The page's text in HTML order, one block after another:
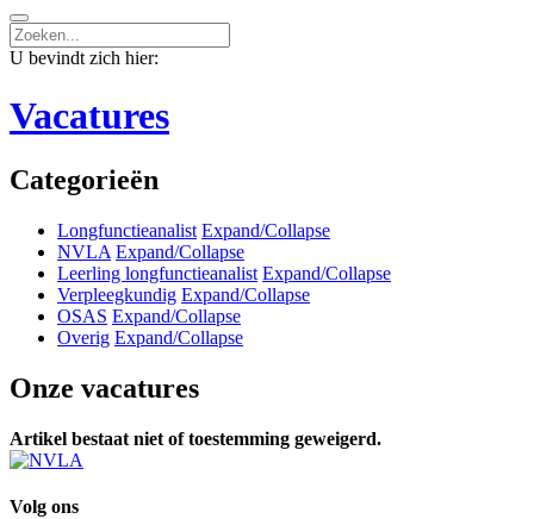
U bevindt zich hier:
Vacatures
Categorieën
Longfunctieanalist Expand/Collapse
NVLA Expand/Collapse
Leerling longfunctieanalist Expand/Collapse
Verpleegkundig Expand/Collapse
OSAS Expand/Collapse
Overig Expand/Collapse
Onze vacatures
Artikel bestaat niet of toestemming geweigerd.
Volg ons